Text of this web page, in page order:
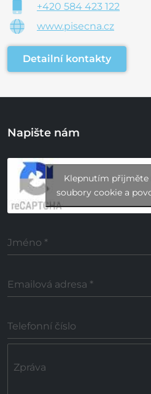
+420 584 423 122
www.pisecna.cz
Detailní kontakty
Napište nám
Klepnutím
soubory cookie a
Jméno *
Emailová adresa *
Telefonní číslo
Zpráva